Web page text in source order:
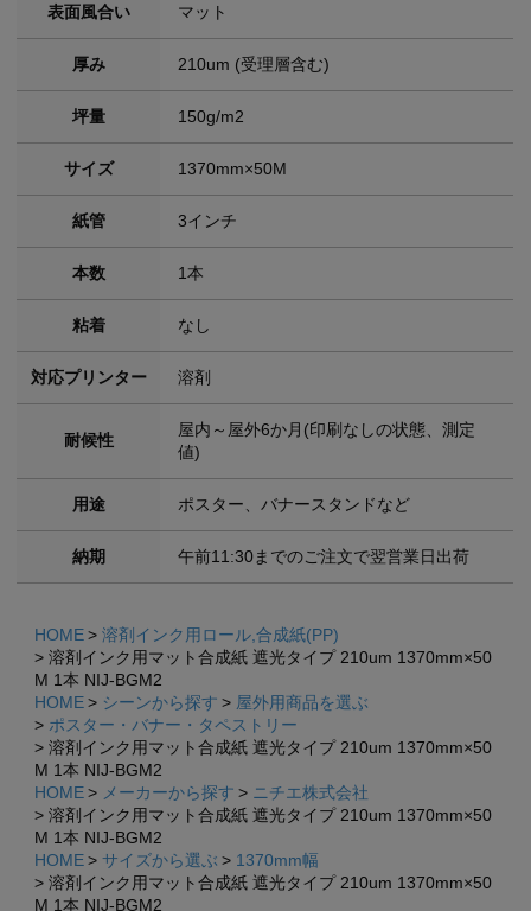
表面風合い マット
厚み 210um (受理層含む)
坪量 150g/m2
サイズ 1370mm×50M
紙管 3インチ
本数 1本
粘着 なし
対応プリンター 溶剤
耐候性
屋内～屋外6か月(印刷なしの状態、測定
値)
用途 ポスター、バナースタンドなど
納期 午前11:30までのご注文で翌営業日出荷
HOME
溶剤インク用ロール,合成紙(PP)
溶剤インク用マット合成紙 遮光タイプ 210um 1370mm×50
M 1本 NIJ-BGM2
HOME
シーンから探す
屋外用商品を選ぶ
ポスター・バナー・タペストリー
溶剤インク用マット合成紙 遮光タイプ 210um 1370mm×50
M 1本 NIJ-BGM2
HOME
メーカーから探す
ニチエ株式会社
溶剤インク用マット合成紙 遮光タイプ 210um 1370mm×50
M 1本 NIJ-BGM2
HOME
サイズから選ぶ
1370mm幅
溶剤インク用マット合成紙 遮光タイプ 210um 1370mm×50
M 1本 NIJ-BGM2